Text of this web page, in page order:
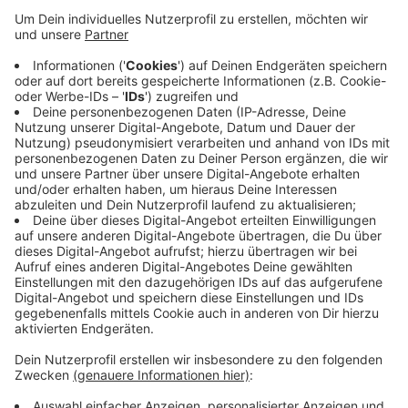
HSG Bergische Panther - TuS Volmetal 26:23
VfL Gummersbach II - SG Schalksmühle 33:29
In der Tabelle sind die Panther fünfter mit 25:13
Punkten. Gummersbach ist sechster mit 23:15 Zählern.
Beide stehen damit in der Meisterrunde und haben den
Klassenerhalt sicher.
Anzeige